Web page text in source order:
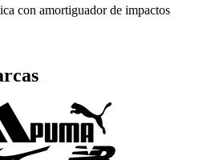
con amortiguador de impactos